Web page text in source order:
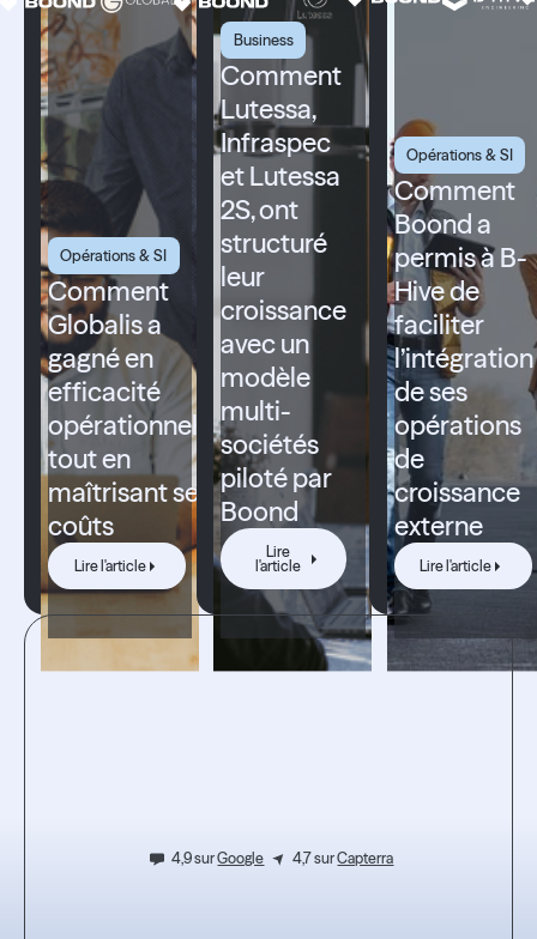
Opérations & SI
Comment
Globalis a
gagné en
efficacité
opérationnelle
tout en
maîtrisant ses
coûts
Lire l'article
Lire l'article
Business
Comment
Lutessa,
Infraspec
et Lutessa
2S, ont
structuré
leur
croissance
avec un
modèle
multi-
sociétés
piloté par
Boond
Lire l'article
Lire
l'article
Opérations & SI
Comment
Boond a
permis à B-
Hive de
faciliter
l’intégration
de ses
opérations
de
croissance
externe
Lire
Lire l'article
Testez
4,9 surGoogle 4,7 surCapterra